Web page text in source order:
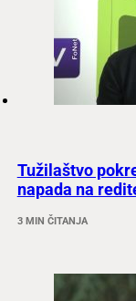
Tužilaštvo
napada na
3 MIN ČITANJA